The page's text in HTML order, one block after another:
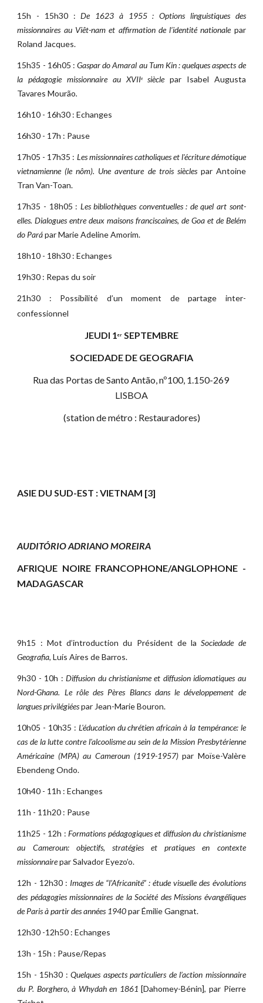
15h - 15h30 :De 1623 à 1955 : Options linguistiques des
missionnaires au Viêt-nam et affirmation de l’identité nationalepar
Roland Jacques.
15h35 - 16h05 :Gaspar do Amaral au Tum Kin : quelques aspects de
la pédagogie missionnaire au XVIIesièclepar Isabel Augusta
Tavares Mourão.
16h10 - 16h30 : Echanges
16h30 - 17h : Pause
17h05 - 17h35 : Les missionnaires catholiques et l'écriture démotique
vietnamienne (le nôm). Une aventure de trois sièclespar Antoine
Tran Van-Toan.
17h35 - 18h05 : Les bibliothèques conventuelles : de quel art sont-
elles. Dialogues entre deux maisons franciscaines, de Goa et de Belém
do Parápar Marie Adeline Amorim.
18h10 - 18h30 : Echanges
19h30 : Repas du soir
21h30 : Possibilité d’un moment de partage inter-
confessionnel
JEUDI 1er SEPTEMBRE
SOCIEDADE DE GEOGRAFIA
Rua das Portas de Santo Antão, nº100, 1.150-269
LISBOA
(station de métro : Restauradores)
ASIE DU SUD-EST : VIETNAM [3]
AUDITÓRIO ADRIANO MOREIRA
AFRIQUE NOIRE FRANCOPHONE/ANGLOPHONE -
MADAGASCAR
9h15 : Mot d’introduction du Président de laSociedade de
Geografia, Luís Aires de Barros.
9h30 - 10h :Diffusion du christianisme et diffusion idiomatiques au
Nord-Ghana. Le rôle des Pères Blancs dans le développement de
langues privilégiéespar Jean-Marie Bouron.
10h05 - 10h35 : L'éducation du chrétien africain à la tempérance: le
cas de la lutte contre l'alcoolisme au sein de la Mission Presbytérienne
Américaine (MPA) au Cameroun (1919-1957)par Moïse-Valère
Ebendeng Ondo.
10h40 - 11h : Echanges
11h - 11h20 : Pause
11h25 - 12h :Formations pédagogiques et diffusion du christianisme
au Cameroun: objectifs, stratégies et pratiques en contexte
missionnairepar Salvador Eyezo’o.
12h - 12h30 : Images de “l’Africanité” : étude visuelle des évolutions
des pédagogies missionnaires de la Société des Missions évangéliques
de Paris à partir des années 1940par Émilie Gangnat.
12h30 -12h50 : Echanges
13h - 15h : Pause/Repas
15h - 15h30 :Quelques aspects particuliers de l’action missionnaire
du P. Borghero, à Whydah en 1861[Dahomey-Bénin], par Pierre